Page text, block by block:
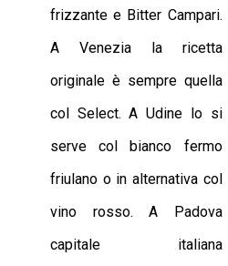
frizzante e Bitter Campari.
A Venezia la ricetta
originale è sempre quella
col Select. A Udine lo si
serve col bianco fermo
friulano o in alternativa col
vino rosso. A Padova
capitale italiana